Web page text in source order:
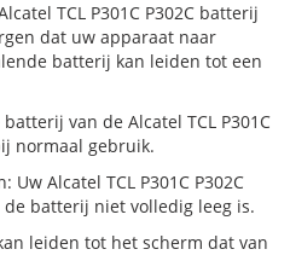
TCL P301C P302C batterij
dat uw apparaat naar
batterij kan leiden tot een
van de Alcatel TCL P301C
normaal gebruik.
Alcatel TCL P301C P302C
batterij niet volledig leeg is.
leiden tot het scherm dat van